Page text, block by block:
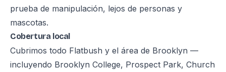
prueba de manipulación, lejos de personas y
mascotas.
Cobertura local
Cubrimos todo Flatbush y el área de Brooklyn —
incluyendo Brooklyn College, Prospect Park, Church